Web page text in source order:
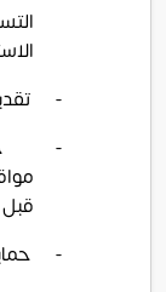
-
-
قبل
-